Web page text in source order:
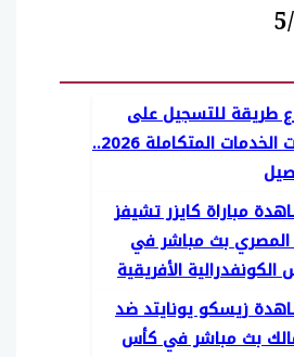
طريقة للتسجيل على
كارت الخدمات المتكاملة 2026..
مباراة كايزر تشيفز
بث مباشر في
الأفريقية
زيسكو يونايتد ضد
بث مباشر في كأس